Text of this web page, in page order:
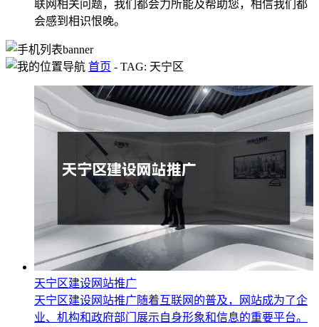
联网相关问题，我们都会力所能及帮助您，相信我们都
会感到相识恨晚。
首页 - TAG: 天宁区
天宁区建设网站推广
天宁区建设网站推广随着互联网的普及，网站成为了企
业、机构和政府部门展示自身形象和信息的重要平台。